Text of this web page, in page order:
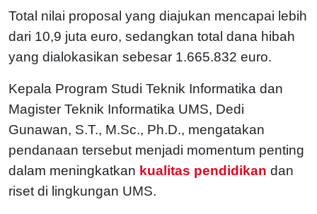
Total nilai proposal yang diajukan mencapai lebih
dari 10,9 juta euro, sedangkan total dana hibah
yang dialokasikan sebesar 1.665.832 euro.
Kepala Program Studi Teknik Informatika dan
Magister Teknik Informatika UMS, Dedi
Gunawan, S.T., M.Sc., Ph.D., mengatakan
pendanaan tersebut menjadi momentum penting
dalam meningkatkan kualitas pendidikan dan
riset di lingkungan UMS.